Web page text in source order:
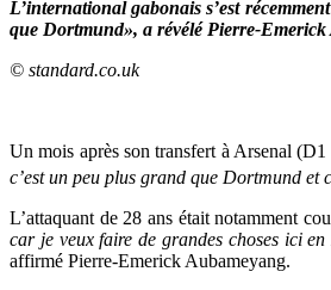
L’international gabonais s’est
que Dortmund», a révélé Pierre-Emerick
© standard.co.uk
Un mois après son transfert à Arsenal
c’est un peu plus grand que Dortmund et
L’attaquant de 28 ans était notamment
car je veux faire de grandes choses ici
affirmé Pierre-Emerick Aubameyang.